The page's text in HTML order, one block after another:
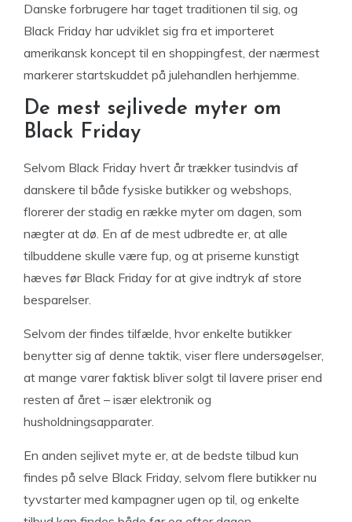
Danske forbrugere har taget traditionen til sig, og
Black Friday har udviklet sig fra et importeret
amerikansk koncept til en shoppingfest, der nærmest
markerer startskuddet på julehandlen herhjemme.
De mest sejlivede myter om
Black Friday
Selvom Black Friday hvert år trækker tusindvis af
danskere til både fysiske butikker og webshops,
florerer der stadig en række myter om dagen, som
nægter at dø. En af de mest udbredte er, at alle
tilbuddene skulle være fup, og at priserne kunstigt
hæves før Black Friday for at give indtryk af store
besparelser.
Selvom der findes tilfælde, hvor enkelte butikker
benytter sig af denne taktik, viser flere undersøgelser,
at mange varer faktisk bliver solgt til lavere priser end
resten af året – især elektronik og
husholdningsapparater.
En anden sejlivet myte er, at de bedste tilbud kun
findes på selve Black Friday, selvom flere butikker nu
tyvstarter med kampagner ugen op til, og enkelte